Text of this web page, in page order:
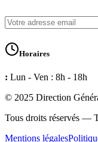
Horaires
: Lun - Ven : 8h - 18h
© 2025 Direction
Tous droits réservés —
Mentions légales